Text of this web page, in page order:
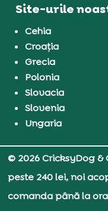
Site-urile
Cehia
Croația
Grecia
Polonia
Slovacia
Slovenia
Ungaria
© 2026 CricksyDog &
peste 240 lei, noi
comanda până la